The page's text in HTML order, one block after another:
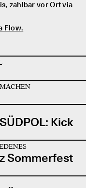
zahlbar vor Ort via
Flow.
Kick
Sommerfest